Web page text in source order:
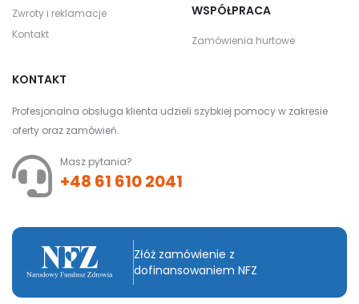
Zwroty i reklamacje
Kontakt
WSPÓŁPRACA
Zamówienia hurtowe
KONTAKT
Profesjonalna obsługa klienta udzieli szybkiej pomocy w zakresie
oferty oraz zamówień.
Masz pytania?
+48 61 610 2041
Złóż zamówienie z
dofinansowaniem NFZ